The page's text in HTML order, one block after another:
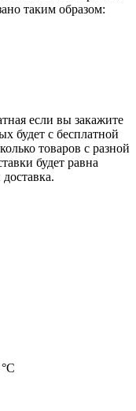
таким образом:
если вы закажите
будет с бесплатной
товаров с разной
будет равна